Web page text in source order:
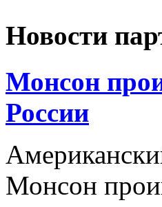
Новости
Монсон
России
Монсон